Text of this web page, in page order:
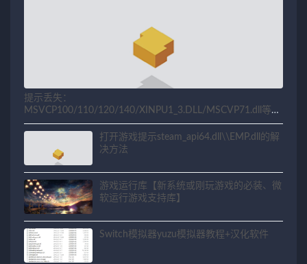
提示丢失：
MSVCP100/110/120/140/XINPU1_3.DLL/MSCVP71.dll等相
关问题解决方法
打开游戏提示steam_api64.dll\\EMP.dll的解
决方法
游戏运行库【新系统或刚玩游戏的必装、微
软运行游戏支持库】
Switch模拟器yuzu模拟器教程+汉化软件